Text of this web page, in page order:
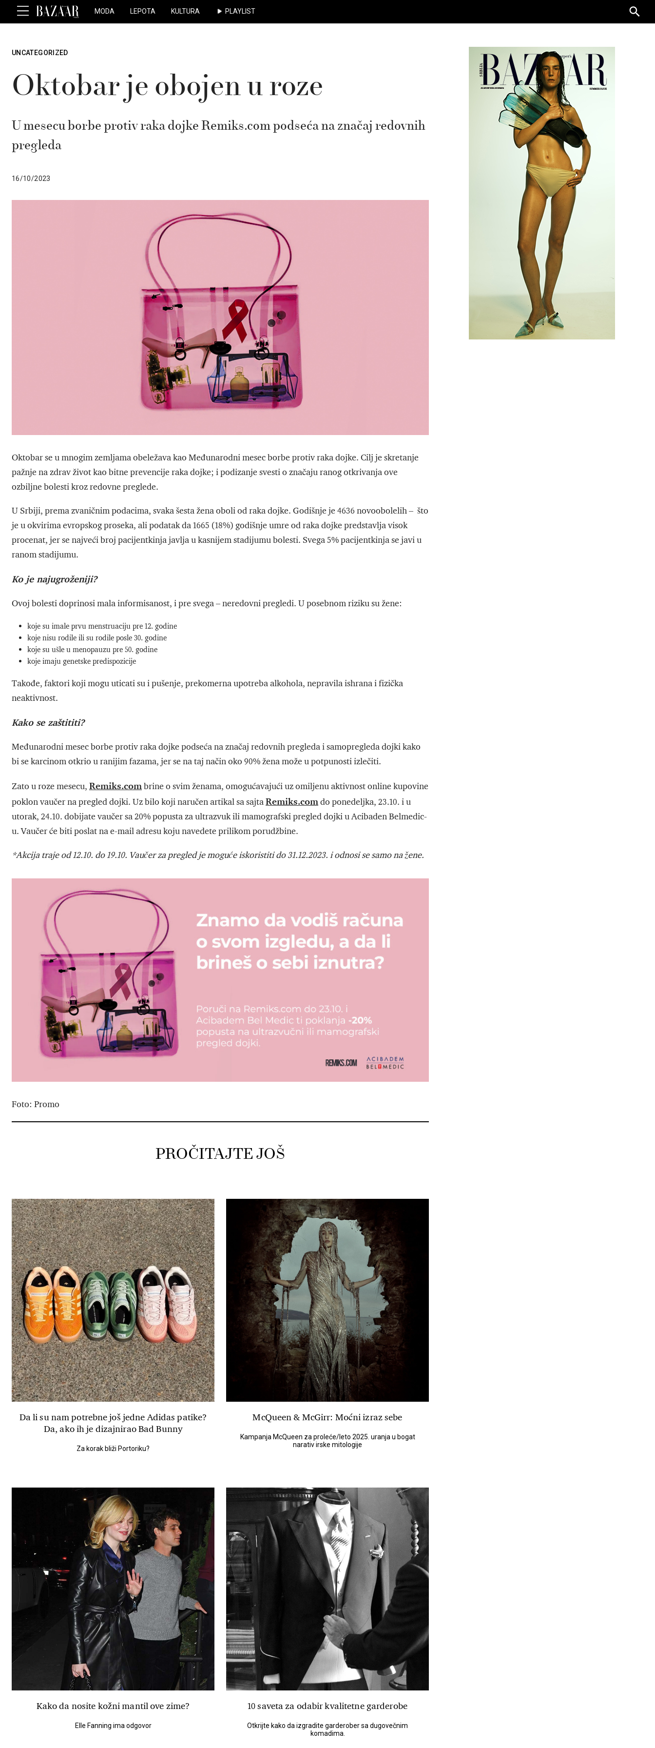
MODA LEPOTA KULTURA PLAYLIST
for:
UNCATEGORIZED
Oktobar je obojen u roze
U mesecu borbe protiv raka dojke Remiks.com podseća na značaj redovnih
pregleda
16/10/2023
Oktobar se u mnogim zemljama obeležava kao Međunarodni mesec borbe protiv raka dojke. Cilj je skretanje
pažnje na zdrav život kao bitne prevencije raka dojke; i podizanje svesti o značaju ranog otkrivanja ove
ozbiljne bolesti kroz redovne preglede.
U Srbiji, prema zvaničnim podacima, svaka šesta žena oboli od raka dojke. Godišnje je 4636 novoobolelih – što
je u okvirima evropskog proseka, ali podatak da 1665 (18%) godišnje umre od raka dojke predstavlja visok
procenat, jer se najveći broj pacijentkinja javlja u kasnijem stadijumu bolesti. Svega 5% pacijentkinja se javi u
ranom stadijumu.
Ko je najugroženiji?
Ovoj bolesti doprinosi mala informisanost, i pre svega – neredovni pregledi. U posebnom riziku su žene:
koje su imale prvu menstruaciju pre 12. godine
koje nisu rodile ili su rodile posle 30. godine
koje su ušle u menopauzu pre 50. godine
koje imaju genetske predispozicije
Takođe, faktori koji mogu uticati su i pušenje, prekomerna upotreba alkohola, nepravila ishrana i fizička
neaktivnost.
Kako se zaštititi?
Međunarodni mesec borbe protiv raka dojke podseća na značaj redovnih pregleda i samopregleda dojki kako
bi se karcinom otkrio u ranijim fazama, jer se na taj način oko 90% žena može u potpunosti izlečiti.
Zato u roze mesecu, Remiks.combrine o svim ženama, omogućavajući uz omiljenu aktivnost online kupovine
poklon vaučer na pregled dojki. Uz bilo koji naručen artikal sa sajtaRemiks.comdo ponedeljka, 23.10. i u
utorak, 24.10. dobijate vaučer sa 20% popusta za ultrazvuk ili mamografski pregled dojki u Acibaden Belmedic-
u. Vaučer će biti poslat na e-mail adresu koju navedete prilikom porudžbine.
*Akcija traje od 12.10. do 19.10. Vaučer za pregled je moguće iskoristiti do 31.12.2023. i odnosi se samo na žene.
Foto: Promo
PROČITAJTE JOŠ
Da li su nam potrebne još jedne Adidas patike?
Da, ako ih je dizajnirao Bad Bunny
Za korak bliži Portoriku?
McQueen & McGirr: Moćni izraz sebe
Kampanja McQueen za proleće/leto 2025. uranja u bogat
narativ irske mitologije
Kako da nosite kožni mantil ove zime?
Elle Fanning ima odgovor
10 saveta za odabir kvalitetne garderobe
Otkrijte kako da izgradite garderober sa dugovečnim
komadima.